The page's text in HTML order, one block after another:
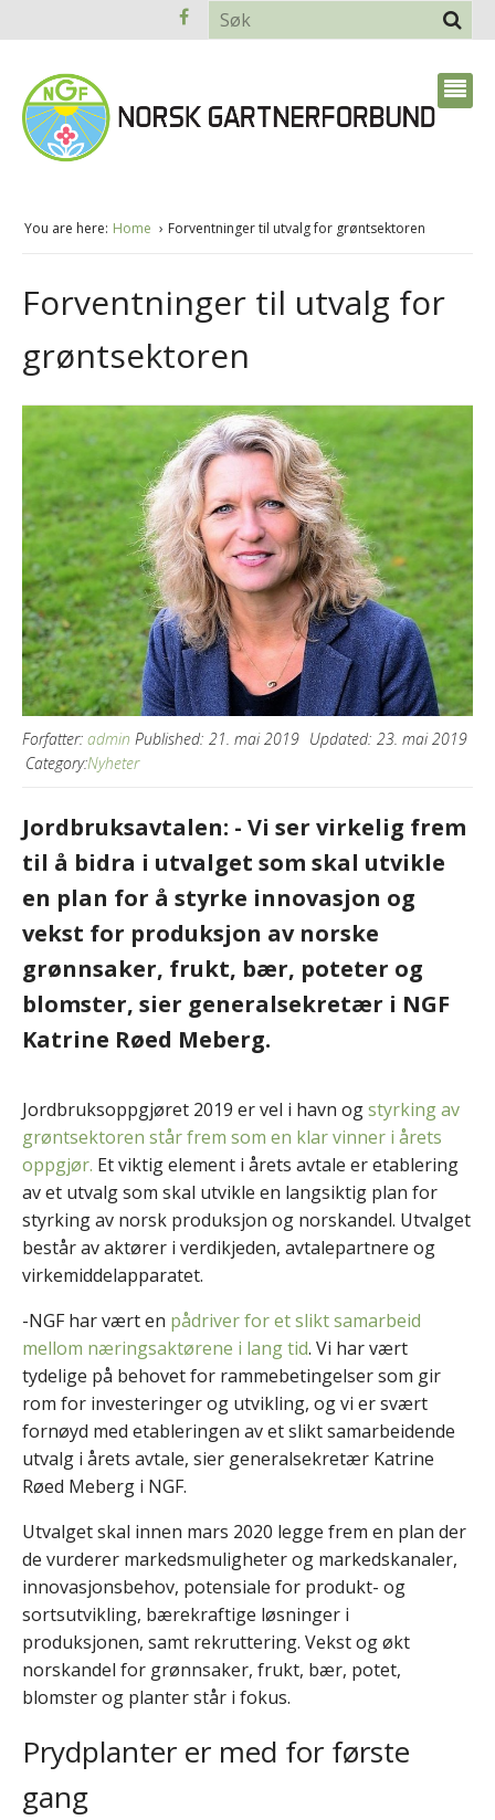
You are here: Home Forventninger til utvalg for grøntsektoren
Forventninger til utvalg for
grøntsektoren
Forfatter: admin Published: 21. mai 2019 Updated: 23. mai 2019
Category:Nyheter
Jordbruksavtalen: - Vi ser virkelig frem
til å bidra i utvalget som skal utvikle
en plan for å styrke innovasjon og
vekst for produksjon av norske
grønnsaker, frukt, bær, poteter og
blomster, sier generalsekretær i NGF
Katrine Røed Meberg.
Jordbruksoppgjøret 2019 er vel i havn ogstyrking av
grøntsektoren står frem som en klar vinner i årets
oppgjør. Et viktig element i årets avtale er etablering
av et utvalg som skal utvikle en langsiktig plan for
styrking av norsk produksjon og norskandel. Utvalget
består av aktører i verdikjeden, avtalepartnere og
virkemiddelapparatet.
-NGF har vært en pådriver for et slikt samarbeid
mellom næringsaktørene i lang tid. Vi har vært
tydelige på behovet for rammebetingelser som gir
rom for investeringer og utvikling, og vi er svært
fornøyd med etableringen av et slikt samarbeidende
utvalg i årets avtale, sier generalsekretær Katrine
Røed Meberg i NGF.
Utvalget skal innen mars 2020 legge frem en plan der
de vurderer markedsmuligheter og markedskanaler,
innovasjonsbehov, potensiale for produkt- og
sortsutvikling, bærekraftige løsninger i
produksjonen, samt rekruttering. Vekst og økt
norskandel for grønnsaker, frukt, bær, potet,
blomster og planter står i fokus.
Prydplanter er med for første
gang